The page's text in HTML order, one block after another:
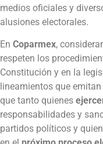
medios oficiales y
alusiones electorales.
En Coparmex,
respeten los
Constitución y en la
lineamientos que emitan
que tanto quienes
responsabilidades y
partidos políticos y